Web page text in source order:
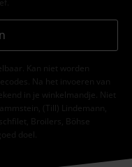
Kan niet worden
Na het invoeren van
in je winkelmandje. Niet
(Till) Lindemann,
Broilers, Böhse
doel.